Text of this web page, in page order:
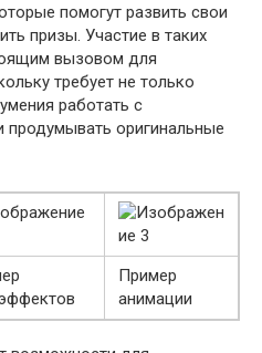
помогут развить свои
призы. Участие в таких
вызовом для
требует не только
работать с
продумывать оригинальные
Пример
анимации